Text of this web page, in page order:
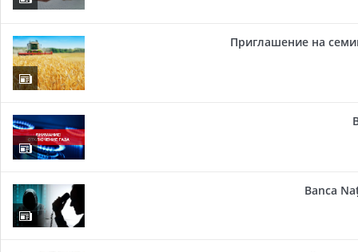
Приглашение на
Banca